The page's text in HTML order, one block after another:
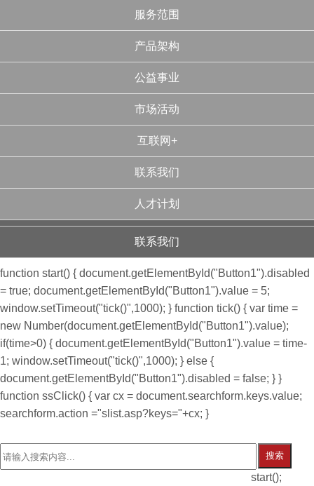
服务范围
产品架构
公益事业
市场活动
互联网+
联系我们
人才计划
联系我们
function start() { document.getElementById("Button1").disabled
= true; document.getElementById("Button1").value = 5;
window.setTimeout("tick()",1000); } function tick() { var time =
new Number(document.getElementById("Button1").value);
if(time>0) { document.getElementById("Button1").value = time-
1; window.setTimeout("tick()",1000); } else {
document.getElementById("Button1").disabled = false; } }
function ssClick() { var cx = document.searchform.keys.value;
searchform.action ="slist.asp?keys="+cx; }
搜索
start();